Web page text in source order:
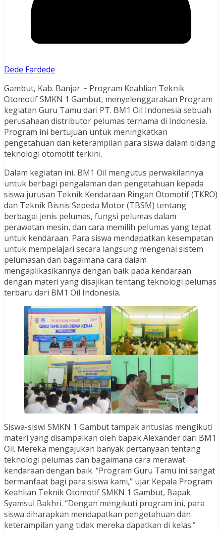
Dede Fardede
Gambut, Kab. Banjar ~ Program Keahlian Teknik
Otomotif SMKN 1 Gambut, menyelenggarakan Program
kegiatan Guru Tamu dari PT. BM1 Oil Indonesia sebuah
perusahaan distributor pelumas ternama di Indonesia.
Program ini bertujuan untuk meningkatkan
pengetahuan dan keterampilan para siswa dalam bidang
teknologi otomotif terkini.
Dalam kegiatan ini, BM1 Oil mengutus perwakilannya
untuk berbagi pengalaman dan pengetahuan kepada
siswa jurusan Teknik Kendaraan Ringan Otomotif (TKRO)
dan Teknik Bisnis Sepeda Motor (TBSM) tentang
berbagai jenis pelumas, fungsi pelumas dalam
perawatan mesin, dan cara memilih pelumas yang tepat
untuk kendaraan. Para siswa mendapatkan kesempatan
untuk mempelajari secara langsung mengenai sistem
pelumasan dan bagaimana cara dalam
mengaplikasikannya dengan baik pada kendaraan
dengan materi yang disajikan tentang teknologi pelumas
terbaru dari BM1 Oil Indonesia.
Siswa-siswi SMKN 1 Gambut tampak antusias mengikuti
materi yang disampaikan oleh bapak Alexander dari BM1
Oil. Mereka mengajukan banyak pertanyaan tentang
teknologi pelumas dan bagaimana cara merawat
kendaraan dengan baik. “Program Guru Tamu ini sangat
bermanfaat bagi para siswa kami,” ujar Kepala Program
Keahlian Teknik Otomotif SMKN 1 Gambut, Bapak
Syamsul Bakhri. “Dengan mengikuti program ini, para
siswa diharapkan mendapatkan pengetahuan dan
keterampilan yang tidak mereka dapatkan di kelas.”